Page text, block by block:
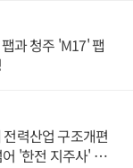
과 청주 'M17' 팹
력산업 구조개편
'한전 지주사' 재편